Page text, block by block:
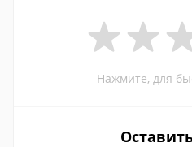
Нажмите, для